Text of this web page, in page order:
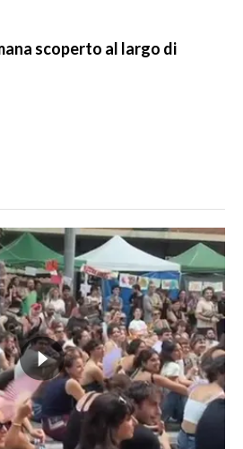
scoperto al largo di